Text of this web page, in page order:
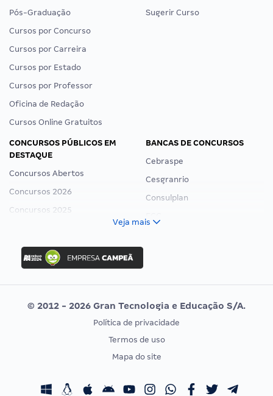
Pós-Graduação
Cursos por Concurso
Cursos por Carreira
Cursos por Estado
Cursos por Professor
Oficina de Redação
Cursos Online Gratuitos
Sugerir Curso
CONCURSOS PÚBLICOS EM
DESTAQUE
Concursos Abertos
Concursos 2026
Concursos 2025
Concurso Ibama
Concurso MPU
Editais publicados
BANCAS DE CONCURSOS
Cebraspe
Cesgranrio
Consulplan
Vunesp
CONCURSOS POR PROFISSÃO
Concursos Fiscais
EXAME DE ORDEM
Calendário OAB
Veja mais
© 2012 - 2026 Gran Tecnologia e Educação S/A.
Política de privacidade
Termos de uso
Mapa do site